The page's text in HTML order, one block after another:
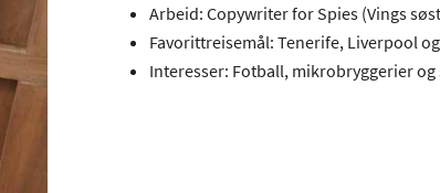
Arbeid: Copywriter for Spies (Vings
Favorittreisemål: Tenerife, Liverpool
Interesser: Fotball, mikrobryggerier og